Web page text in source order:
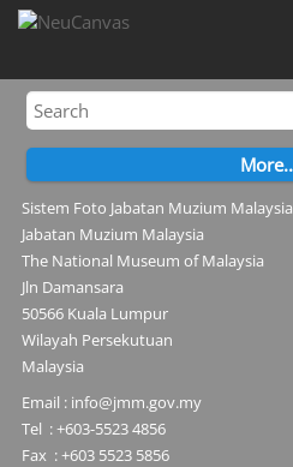
Sistem Foto Jabatan Muzium Malaysia
Jabatan Muzium Malaysia
The National Museum of Malaysia
Jln Damansara
50566 Kuala Lumpur
Wilayah Persekutuan
Malaysia
Email : info@jmm.gov.my
Tel : +603-5523 4856
Fax : +603 5523 5856